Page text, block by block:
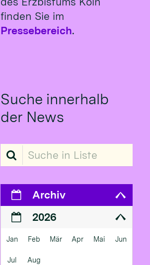
finden Sie im
Pressebereich.
Suche innerhalb
der News
Suche in Liste
Archiv
2026
Jan Feb Mär Apr Mai Jun
Jul Aug